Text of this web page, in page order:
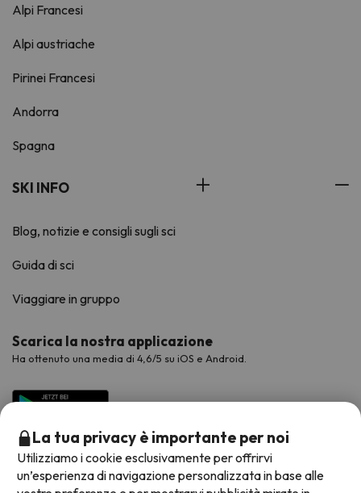
Alpi Francesi
Alpi austriache
Pirinei Francesi
Andorra
Spagna
SKI INFO
Blog, notizie e consigli sugli sci
Guida di sci
Viaggiare in gruppo
Scarica la nostra applicazione
Ha ottenuto una media di 4,6/5 su iOS e Android.
La tua privacy è importante per noi
Utilizziamo i cookie esclusivamente per offrirvi
un’esperienza di navigazione personalizzata in base alle